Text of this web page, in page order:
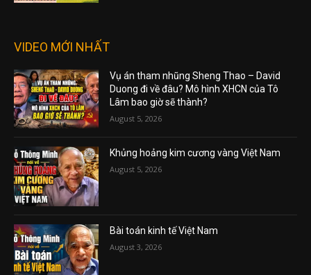
VIDEO MỚI NHẤT
Vụ án tham nhũng Sheng Thao – David
Duong đi về đâu? Mô hình XHCN của Tô
Lâm bao giờ sẽ thành?
August 5, 2026
Khủng hoảng kim cương vàng Việt Nam
August 5, 2026
Bài toán kinh tế Việt Nam
August 3, 2026